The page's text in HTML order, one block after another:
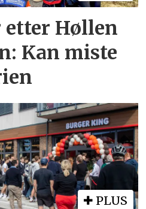
etter Høllen
Kan miste
PLUS